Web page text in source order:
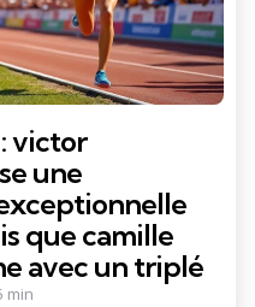
victor
une
que camille
avec un triplé
min